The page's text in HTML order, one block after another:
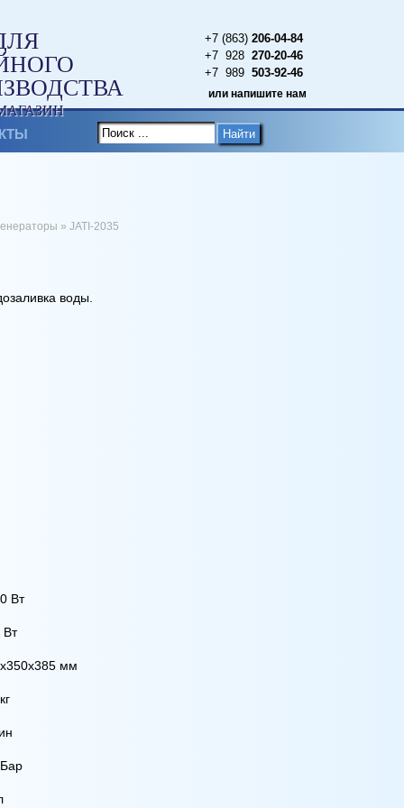
+7 (863) 206-04-84
+7 928 270-20-46
+7 989 503-92-46
или напишите нам
Найти
» JATI-2035
воды.
Вт
Вт
мм